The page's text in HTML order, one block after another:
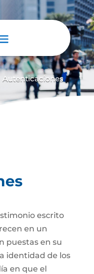
Autenticaciones
escrito
en un
puestas en su
identidad de los
en que el